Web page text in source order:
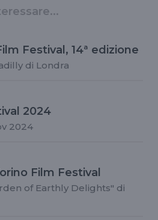
Festival, 14ª edizione
di Londra
2024
2024
Film Festival
of Earthly Delights" di